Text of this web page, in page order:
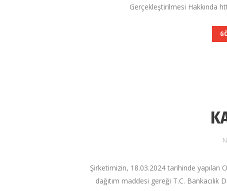
Gerçekleştirilmesi Hakkında
Şirketimizin, 18.03.2024 tarihinde yapılan
dağıtım maddesi gereği T.C.